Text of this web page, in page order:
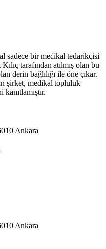
sadece bir medikal tedarikçisi
tarafından atılmış olan bu
derin bağlılığı ile öne çıkar.
şirket, medikal topluluk
Ankara
Ankara